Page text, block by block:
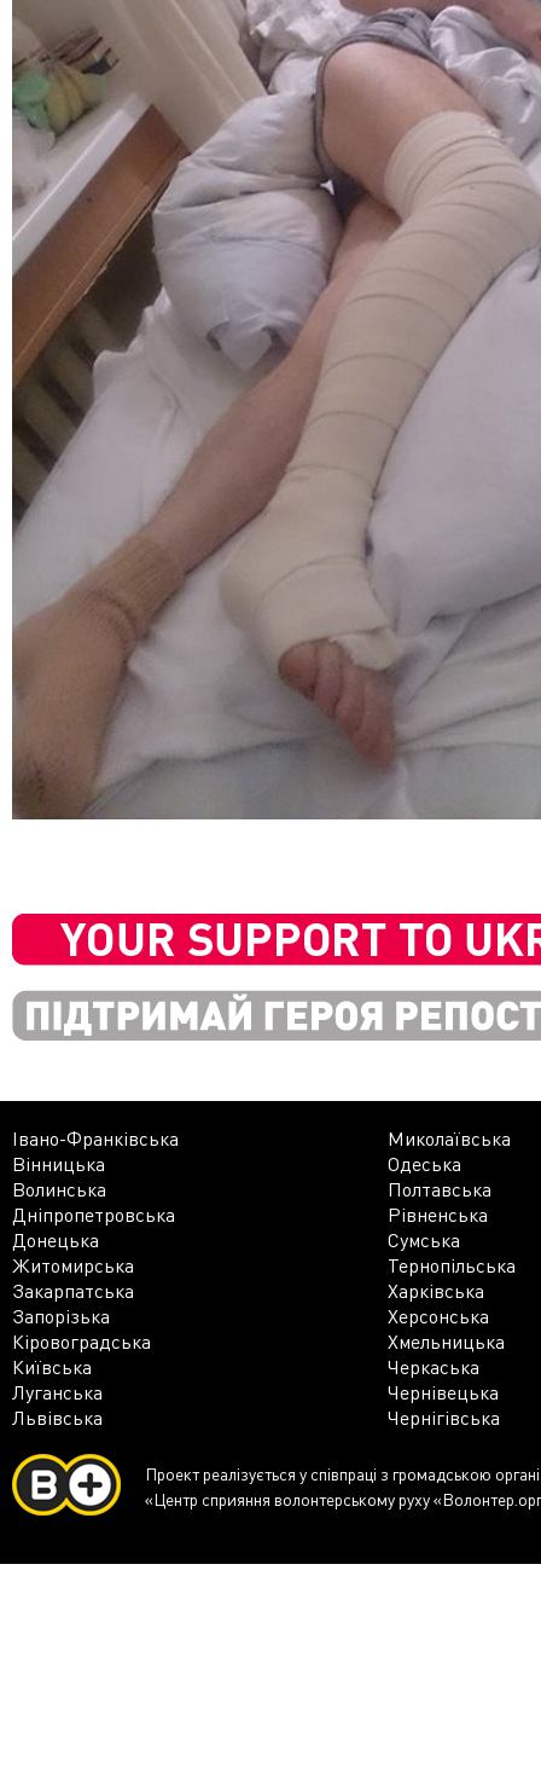
Івано-Франківська
Миколаївська
Вінницька
Одеська
Волинська
Полтавська
Дніпропетровська
Рівненська
Донецька
Сумська
Житомирська
Тернопільська
Закарпатська
Харківська
Запорізька
Херсонська
Кіровоградська
Хмельницька
Київська
Черкаська
Луганська
Чернівецька
Львівська
Чернігівська
Проект реалізується у співпраці з громадською
«Центр сприяння волонтерському руху